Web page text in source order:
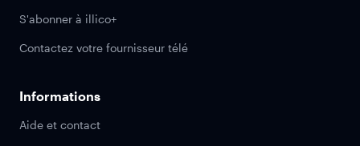
S'abonner à illico+
Contactez votre fournisseur télé
Informations
Aide et contact